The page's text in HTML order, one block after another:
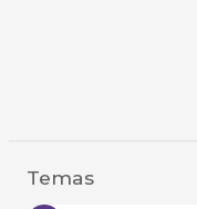
Temas